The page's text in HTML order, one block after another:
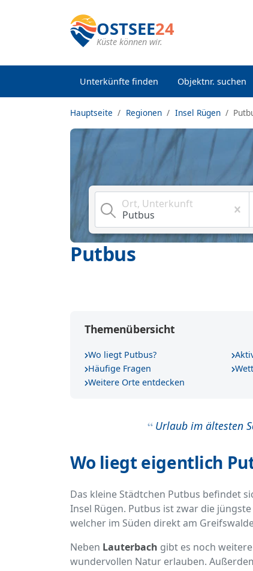
OSTSEE24
Küste können wir.
Unterkünfte finden Objektnr. suchen
Hauptseite Regionen Insel Rügen
Ort, Unterkunft
Putbus
Themenübersicht
Wo liegt Putbus?
Häufige Fragen
Weitere Orte entdecken
Urlaub im ältesten
Wo liegt eigentlich
Das kleine Städtchen Putbus befindet
Insel Rügen. Putbus ist zwar die
welcher im Süden direkt am
Neben Lauterbach gibt es noch
wundervollen Natur erlauben.